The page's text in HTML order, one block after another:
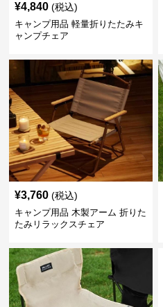
¥4,840 (税込)
キャンプ用品 軽量折りたたみキ
ャンプチェア
¥3,760 (税込)
キャンプ用品 木製アーム 折りた
たみリラックスチェア